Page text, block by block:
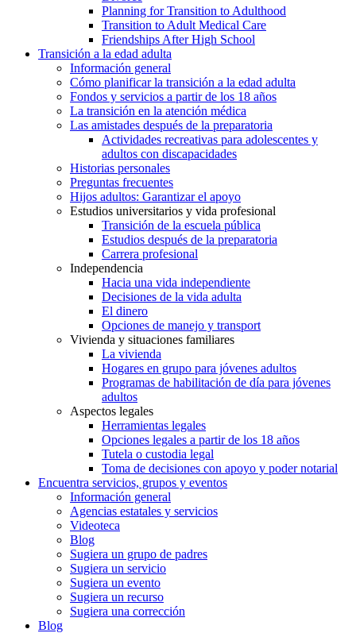
Planning for Transition to Adulthood
Transition to Adult Medical Care
Friendships After High School
Transición a la edad adulta
Información general
Cómo planificar la transición a la edad adulta
Fondos y servicios a partir de los 18 años
La transición en la atención médica
Las amistades después de la preparatoria
Actividades recreativas para adolescentes y
adultos con discapacidades
Historias personales
Preguntas frecuentes
Hijos adultos: Garantizar el apoyo
Estudios universitarios y vida profesional
Transición de la escuela pública
Estudios después de la preparatoria
Carrera profesional
Independencia
Hacia una vida independiente
Decisiones de la vida adulta
El dinero
Opciones de manejo y transport
Vivienda y situaciones familiares
La vivienda
Hogares en grupo para jóvenes adultos
Programas de habilitación de día para jóvenes
adultos
Aspectos legales
Herramientas legales
Opciones legales a partir de los 18 años
Tutela o custodia legal
Toma de decisiones con apoyo y poder notarial
Encuentra servicios, grupos y eventos
Información general
Agencias estatales y servicios
Videoteca
Blog
Sugiera un grupo de padres
Sugiera un servicio
Sugiera un evento
Sugiera un recurso
Sugiera una corrección
Blog